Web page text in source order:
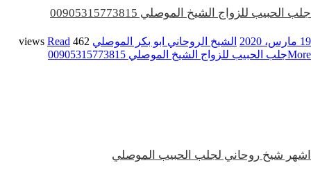
جلب الحبيب للزواج الشيخ الموصلي 00905315773815
19 مارس، 2020 الشيخ الروحاني ابو بكر الموصلي 462 views
Read
Moreجلب الحبيب للزواج الشيخ الموصلي 00905315773815
اشهر شيخ روحاني لجلب الحبيب الموصلي